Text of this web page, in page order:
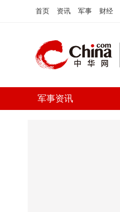
首页 资讯 军事 财经
军事资讯